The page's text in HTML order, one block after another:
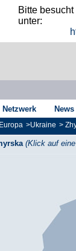
Bitte
unter:
Netzwerk News
>Ukraine >
(Klick auf